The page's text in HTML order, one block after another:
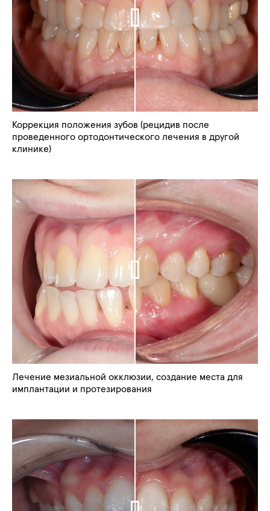
Коррекция положения зубов (рецидив после
проведенного ортодонтического лечения в другой
клинике)
Лечение мезиальной окклюзии, создание места для
имплантации и протезирования